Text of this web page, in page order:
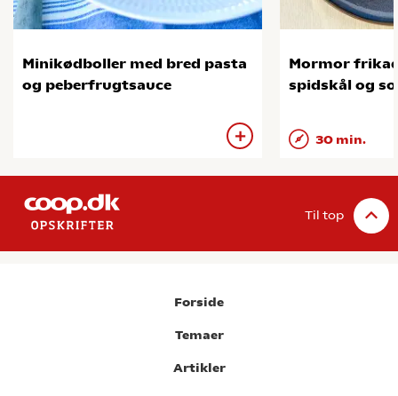
Minikødboller med bred pasta
og peberfrugtsauce
Mormor
spidskål og
30 min.
Til top
Forside
Temaer
Artikler